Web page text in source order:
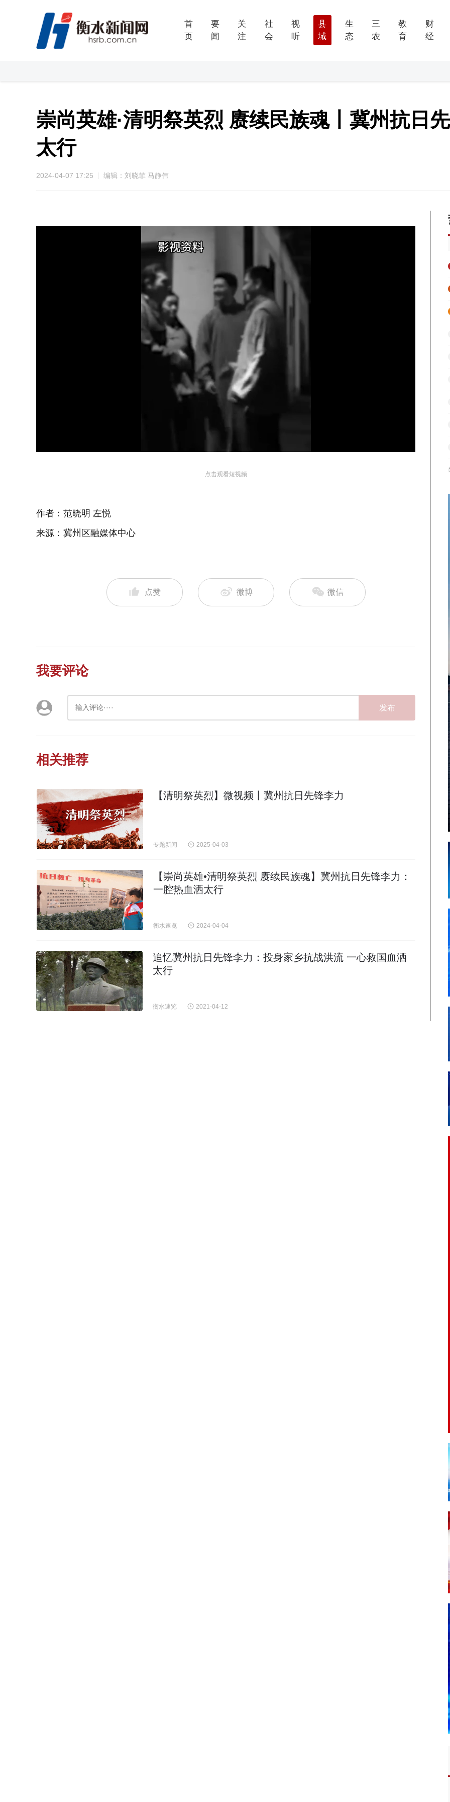
首
页
要
闻
关
注
社
会
视
听
县
域
生
态
三
农
教
育
财
经
崇尚英雄·清明祭英烈 赓续民族魂丨冀州抗日
太行
2024-04-07 17:25 编辑：刘晓菲 马静伟
54.59%
点击观看短视频
作者：范晓明 左悦
来源：冀州区融媒体中心
点赞 微博 微信
我要评论
发布
相关推荐
【清明祭英烈】微视频丨冀州抗日先锋李力
专题新闻 2025-04-03
【崇尚英雄•清明祭英烈 赓续民族魂】冀州抗日先锋李力：
一腔热血洒太行
衡水速览 2024-04-04
追忆冀州抗日先锋李力：投身家乡抗战洪流 一心救国血洒
太行
衡水速览 2021-04-12